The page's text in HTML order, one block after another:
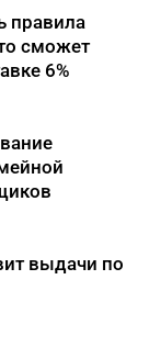
правила
сможет
6%
выдачи по